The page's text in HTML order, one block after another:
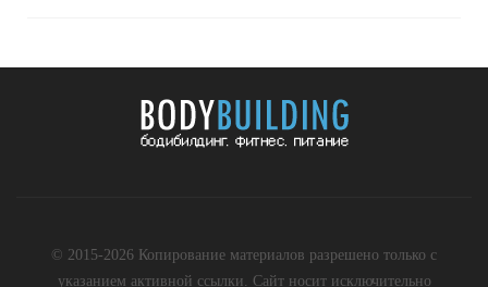
© 2015-2026 Копирование материалов разрешено только с
указанием активной ссылки. Сайт носит исключительно